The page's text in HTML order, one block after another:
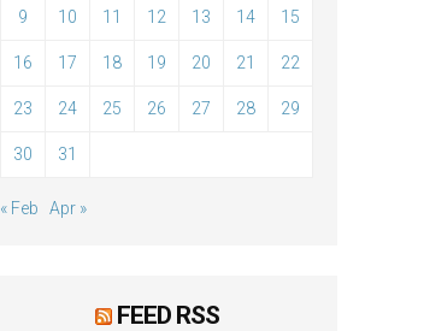
9 10 11 12 13 14 15
16 17 18 19 20 21 22
23 24 25 26 27 28 29
30 31
« Feb Apr »
FEED RSS